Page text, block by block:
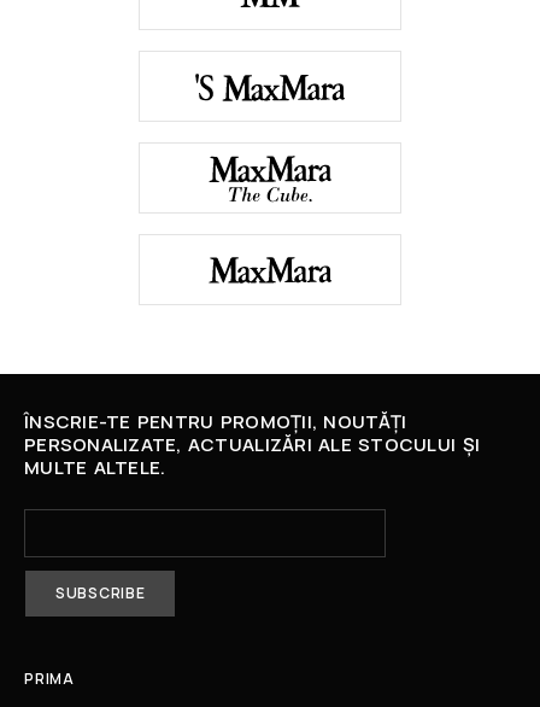
ÎNSCRIE-TE PENTRU PROMOȚII, NOUTĂȚI
PERSONALIZATE, ACTUALIZĂRI ALE STOCULUI ȘI
MULTE ALTELE.
PRIMA